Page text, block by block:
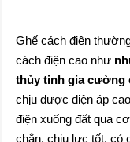
Ghế cách điện
cách điện cao như
thủy tinh gia cường
chịu được điện áp
điện xuống đất qua
chắn, chịu lực tốt, có